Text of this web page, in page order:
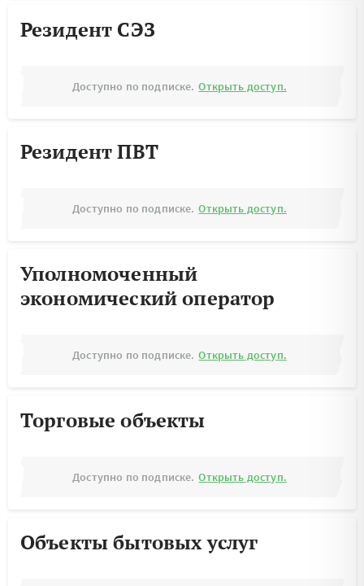
Резидент СЭЗ
Доступно по подписке. Открыть доступ.
Резидент ПВТ
Доступно по подписке. Открыть доступ.
Уполномоченный
экономический оператор
Доступно по подписке. Открыть доступ.
Торговые объекты
Доступно по подписке. Открыть доступ.
Объекты бытовых услуг